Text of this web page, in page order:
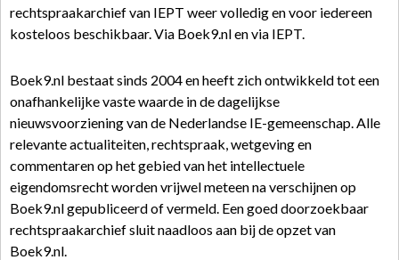
rechtspraakarchief van IEPT weer volledig en voor iedereen
kosteloos beschikbaar. Via Boek9.nl en via IEPT.
Boek9.nl bestaat sinds 2004 en heeft zich ontwikkeld tot een
onafhankelijke vaste waarde in de dagelijkse
nieuwsvoorziening van de Nederlandse IE-gemeenschap. Alle
relevante actualiteiten, rechtspraak, wetgeving en
commentaren op het gebied van het intellectuele
eigendomsrecht worden vrijwel meteen na verschijnen op
Boek9.nl gepubliceerd of vermeld. Een goed doorzoekbaar
rechtspraakarchief sluit naadloos aan bij de opzet van
Boek9.nl.